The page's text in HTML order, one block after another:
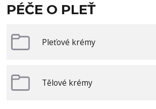
PÉČE O PLEŤ
Pleťové krémy
Tělové krémy